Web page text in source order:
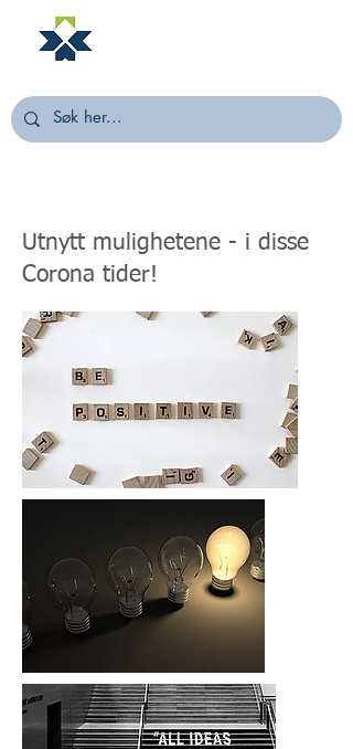
Utnytt mulighetene - i disse
Corona tider!